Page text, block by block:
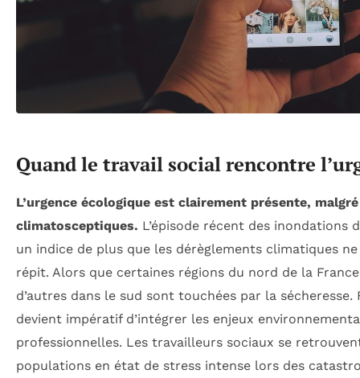
Quand le travail social rencontre
L’urgence écologique est clairement présente,
climatosceptiques. L’épisode récent des inondations
un indice de plus que les dérèglements climatiques
répit. Alors que certaines régions du nord de la France
d’autres dans le sud sont touchées par la sécheresse.
devient impératif d’intégrer les enjeux
professionnelles. Les travailleurs sociaux se
populations en état de stress intense lors des